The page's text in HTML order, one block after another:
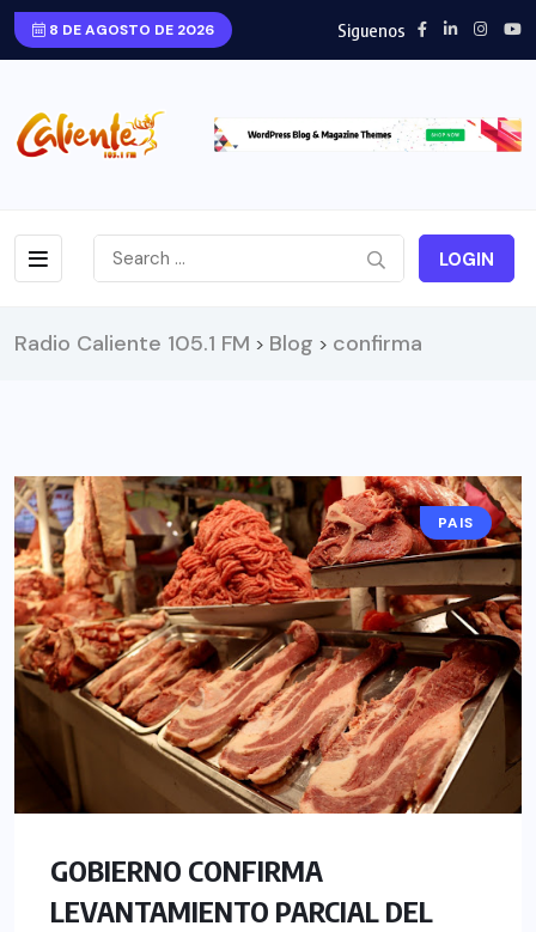
8 DE AGOSTO DE 2026 Siguenos
LOGIN
Radio Caliente 105.1 FM > Blog > confirma
PAIS
GOBIERNO CONFIRMA
LEVANTAMIENTO PARCIAL DEL